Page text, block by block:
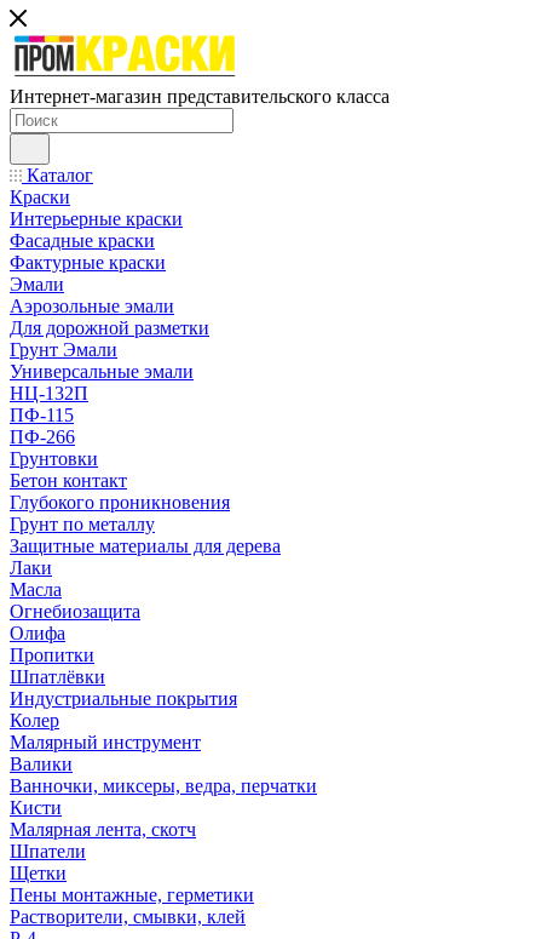
Интернет-магазин представительского класса
Каталог
Краски
Интерьерные краски
Фасадные краски
Фактурные краски
Эмали
Аэрозольные эмали
Для дорожной разметки
Грунт Эмали
Универсальные эмали
НЦ-132П
ПФ-115
ПФ-266
Грунтовки
Бетон контакт
Глубокого проникновения
Грунт по металлу
Защитные материалы для дерева
Лаки
Масла
Огнебиозащита
Олифа
Пропитки
Шпатлёвки
Индустриальные покрытия
Колер
Малярный инструмент
Валики
Ванночки, миксеры, ведра, перчатки
Кисти
Малярная лента, скотч
Шпатели
Щетки
Пены монтажные, герметики
Растворители, смывки, клей